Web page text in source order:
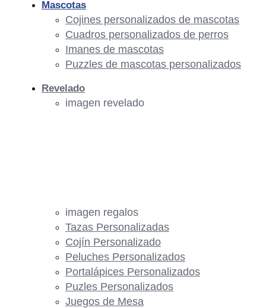
imagen regalos
Tazas Personalizadas
Cojín Personalizado
Peluches Personalizados
Portalápices Personalizados
Puzles Personalizados
Juegos de Mesa
Mascotas
Cojines personalizados de mascotas
Cuadros personalizados de perros
Imanes de mascotas
Puzzles de mascotas personalizados
Revelado
imagen revelado